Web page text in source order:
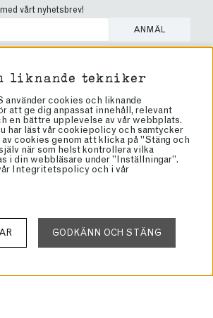
vårt nyhetsbrev!
ANMÄL
liknande tekniker
cookies och liknande
att ge dig anpassat innehåll, relevant
en bättre upplevelse av vår webbplats.
har läst vår cookiepolicy och samtycker
cookies genom att klicka på "Stäng och
när som helst kontrollera vilka
i din webbläsare under ”Inställningar”.
Integritetspolicy och i vår
GODKÄNN OCH STÄNG